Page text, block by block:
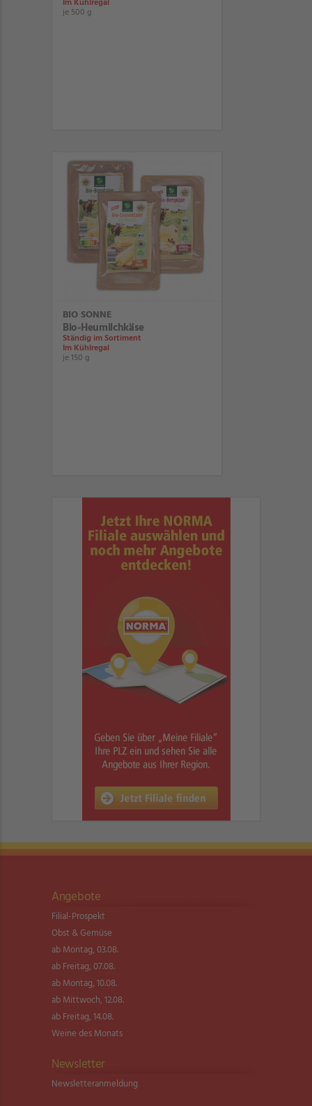
Im Kühlregal
je 500 g
BIO SONNE
Bio-Heumilchkäse
Ständig im Sortiment
Im Kühlregal
je 150 g
Angebote
Filial-Prospekt
Obst & Gemüse
ab Montag, 03.08.
ab Freitag, 07.08.
ab Montag, 10.08.
ab Mittwoch, 12.08.
ab Freitag, 14.08.
Weine des Monats
Newsletter
Newsletter­anmeldung